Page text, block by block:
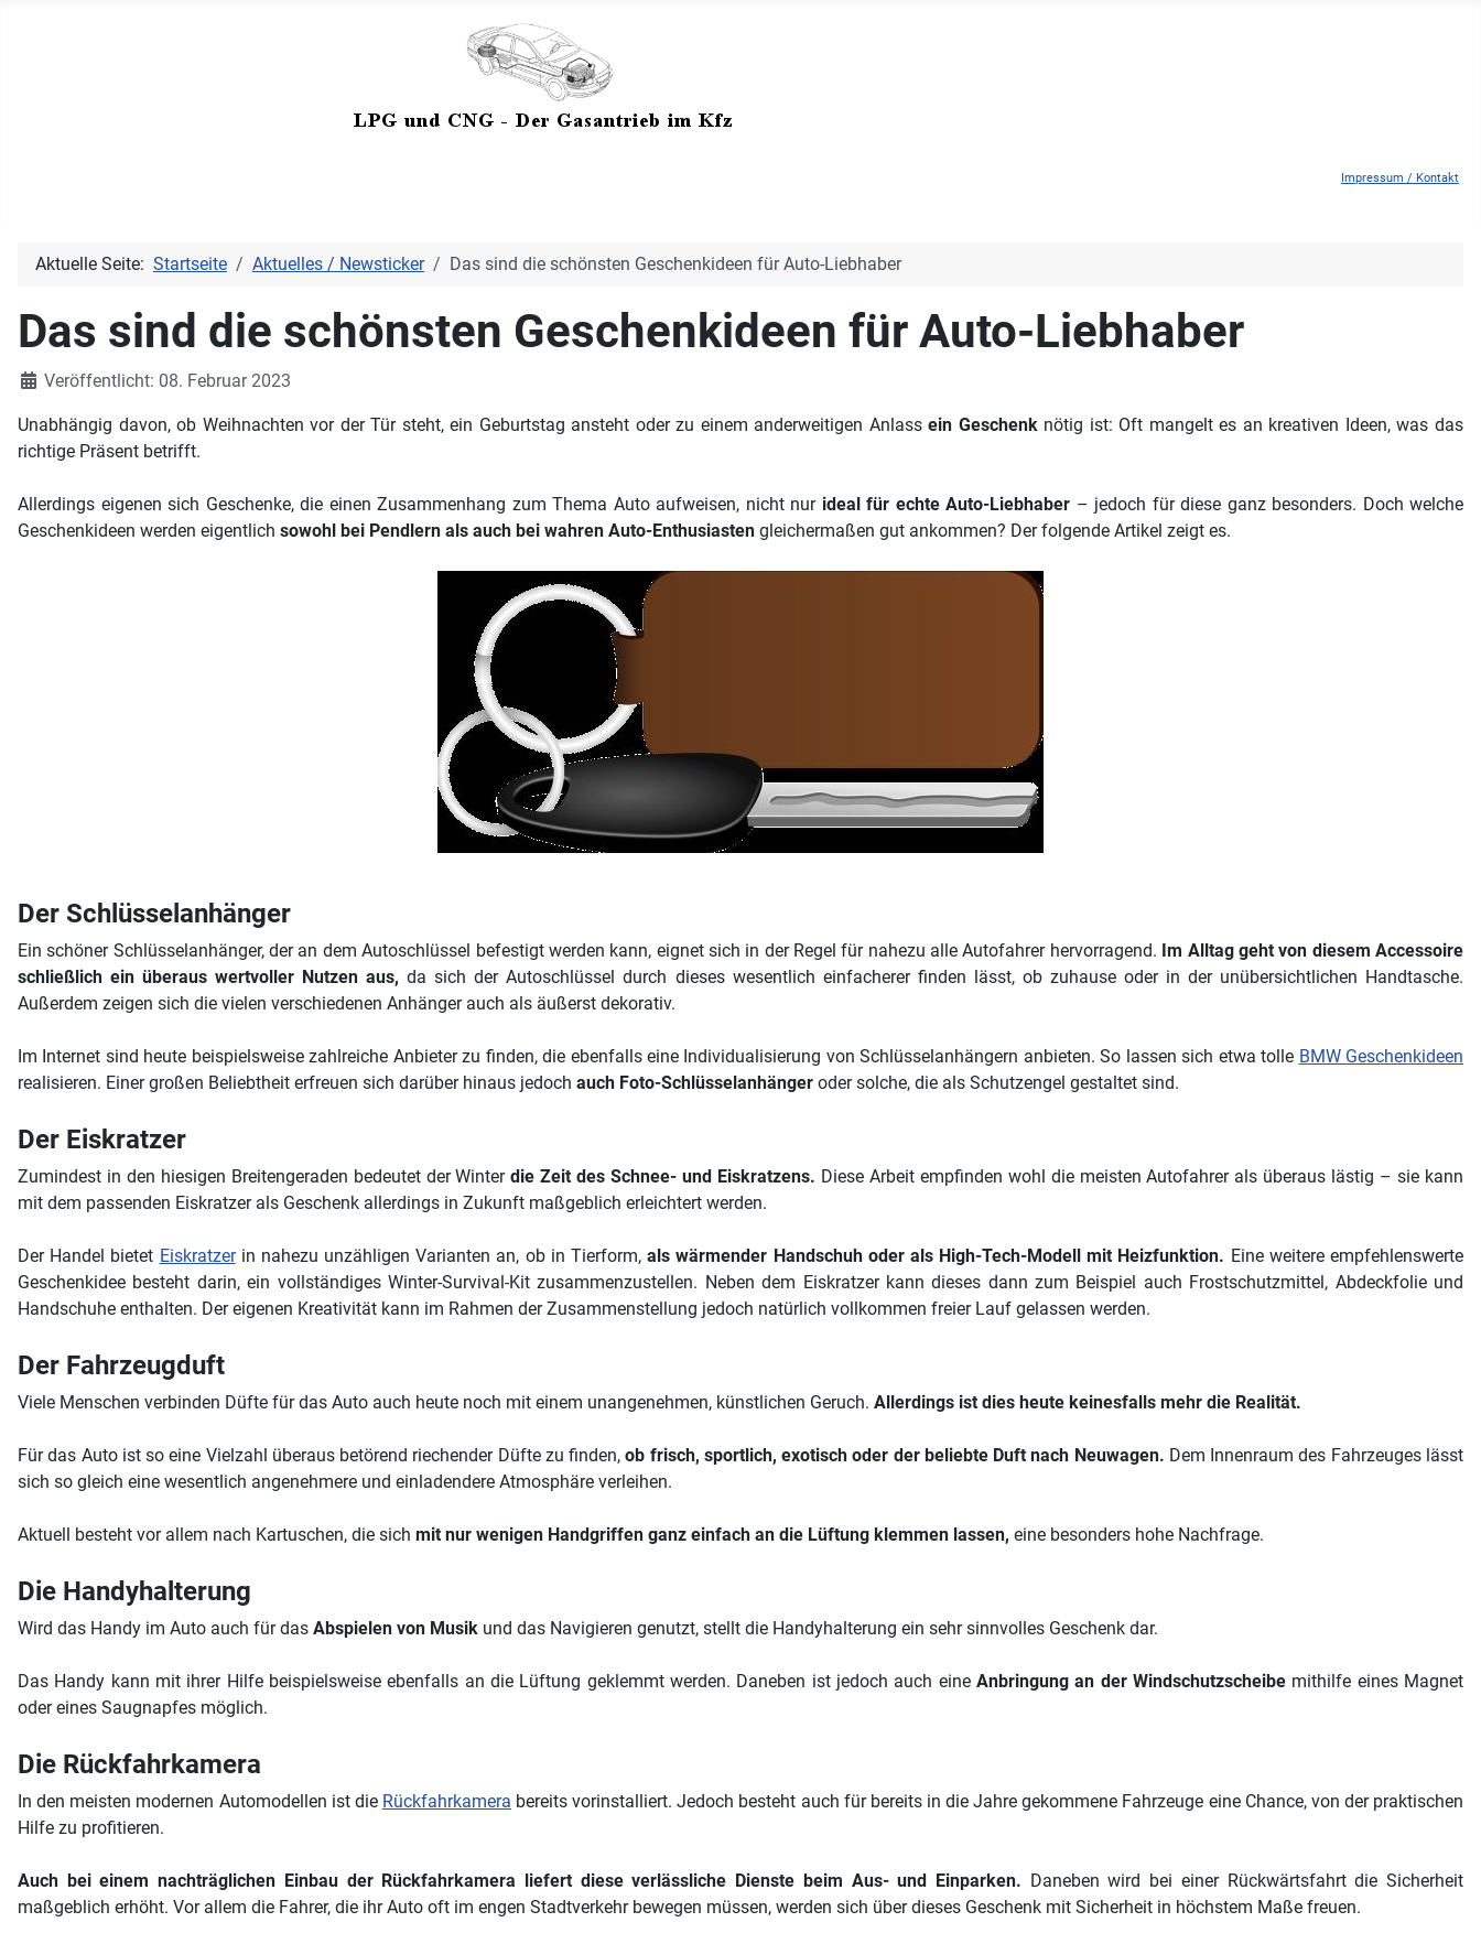
Impressum / Kontakt
Aktuelle Seite: Startseite Aktuelles / Newsticker Das sind die schönsten Geschenkideen für Auto-Liebhaber
Das sind die schönsten Geschenkideen für Auto-Liebhaber
DetailsVeröffentlicht: 08. Februar 2023
Unabhängig davon, ob Weihnachten vor der Tür steht, ein Geburtstag ansteht oder zu einem anderweitigen Anlassein Geschenknötig ist: Oft mangelt es an kreativen Ideen, was das
richtige Präsent betrifft.
Allerdings eigenen sich Geschenke, die einen Zusammenhang zum Thema Auto aufweisen, nicht nur ideal für echte Auto-Liebhaber – jedoch für diese ganz besonders. Doch welche
Geschenkideen werden eigentlich sowohl bei Pendlern als auch bei wahren Auto-Enthusiasten gleichermaßen gut ankommen? Der folgende Artikel zeigt es.
Der Schlüsselanhänger
Ein schöner Schlüsselanhänger, der an dem Autoschlüssel befestigt werden kann, eignet sich in der Regel für nahezu alle Autofahrer hervorragend. Im Alltag geht von diesem Accessoire
schließlich ein überaus wertvoller Nutzen aus, da sich der Autoschlüssel durch dieses wesentlich einfacherer finden lässt, ob zuhause oder in der unübersichtlichen Handtasche.
Außerdem zeigen sich die vielen verschiedenen Anhänger auch als äußerst dekorativ.
Im Internet sind heute beispielsweise zahlreiche Anbieter zu finden, die ebenfalls eine Individualisierung von Schlüsselanhängern anbieten. So lassen sich etwa tolle BMW Geschenkideen
realisieren. Einer großen Beliebtheit erfreuen sich darüber hinaus jedoch auch Foto-Schlüsselanhänger oder solche, die als Schutzengel gestaltet sind.
Der Eiskratzer
Zumindest in den hiesigen Breitengeraden bedeutet der Winterdie Zeit des Schnee- und Eiskratzens. Diese Arbeit empfinden wohl die meisten Autofahrer als überaus lästig – sie kann
mit dem passenden Eiskratzer als Geschenk allerdings in Zukunft maßgeblich erleichtert werden.
Der Handel bietet Eiskratzerin nahezu unzähligen Varianten an, ob in Tierform,als wärmender Handschuh oder als High-Tech-Modell mit Heizfunktion. Eine weitere empfehlenswerte
Geschenkidee besteht darin, ein vollständiges Winter-Survival-Kit zusammenzustellen. Neben dem Eiskratzer kann dieses dann zum Beispiel auch Frostschutzmittel, Abdeckfolie und
Handschuhe enthalten. Der eigenen Kreativität kann im Rahmen der Zusammenstellung jedoch natürlich vollkommen freier Lauf gelassen werden.
Der Fahrzeugduft
Viele Menschen verbinden Düfte für das Auto auch heute noch mit einem unangenehmen, künstlichen Geruch. Allerdings ist dies heute keinesfalls mehr die Realität.
Für das Auto ist so eine Vielzahl überaus betörend riechender Düfte zu finden,ob frisch, sportlich, exotisch oder der beliebte Duft nach Neuwagen. Dem Innenraum des Fahrzeuges lässt
sich so gleich eine wesentlich angenehmere und einladendere Atmosphäre verleihen.
Aktuell besteht vor allem nach Kartuschen, die sich mit nur wenigen Handgriffen ganz einfach an die Lüftung klemmen lassen, eine besonders hohe Nachfrage.
Die Handyhalterung
Wird das Handy im Auto auch für das Abspielen von Musik und das Navigieren genutzt, stellt die Handyhalterung ein sehr sinnvolles Geschenk dar.
Das Handy kann mit ihrer Hilfe beispielsweise ebenfalls an die Lüftung geklemmt werden. Daneben ist jedoch auch eine Anbringung an der Windschutzscheibe mithilfe eines Magnet
oder eines Saugnapfes möglich.
Die Rückfahrkamera
In den meisten modernen Automodellen ist die Rückfahrkamera bereits vorinstalliert. Jedoch besteht auch für bereits in die Jahre gekommene Fahrzeuge eine Chance, von der praktischen
Hilfe zu profitieren.
Auch bei einem nachträglichen Einbau der Rückfahrkamera liefert diese verlässliche Dienste beim Aus- und Einparken. Daneben wird bei einer Rückwärtsfahrt die Sicherheit
maßgeblich erhöht. Vor allem die Fahrer, die ihr Auto oft im engen Stadtverkehr bewegen müssen, werden sich über dieses Geschenk mit Sicherheit in höchstem Maße freuen.